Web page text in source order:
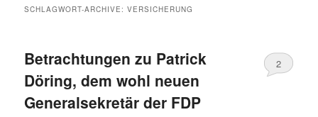
SCHLAGWORT-ARCHIVE:VERSICHERUNG
Betrachtungen zu Patrick
Döring, dem wohl neuen
Generalsekretär der FDP
2